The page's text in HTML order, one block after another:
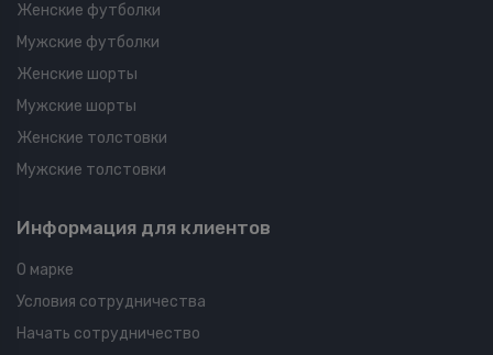
Женские футболки
Мужские футболки
Женские шорты
Мужские шорты
Женские толстовки
Мужские толстовки
Информация для клиентов
О марке
Условия сотрудничества
Начать сотрудничество